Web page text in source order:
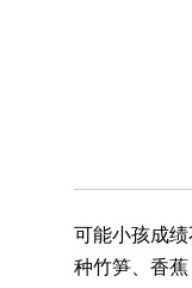
可能小孩成
种竹笋、香